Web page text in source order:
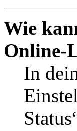
Wie
Online-
In